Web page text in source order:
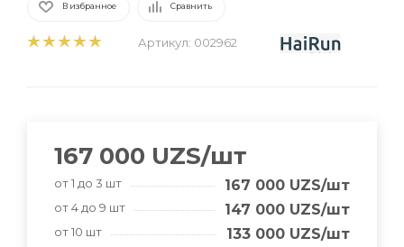
В избранное Сравнить
Артикул: 002962
167 000 UZS/шт
от 1 до 3 шт 167 000 UZS/шт
от 4 до 9 шт 147 000 UZS/шт
от 10 шт 133 000 UZS/шт